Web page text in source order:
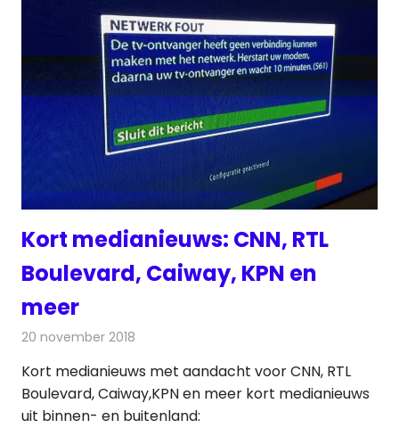
Kort medianieuws: CNN, RTL
Boulevard, Caiway, KPN en
meer
20 november 2018
Kort medianieuws met aandacht voor CNN, RTL
Boulevard, Caiway,KPN en meer kort medianieuws
uit binnen- en buitenland: